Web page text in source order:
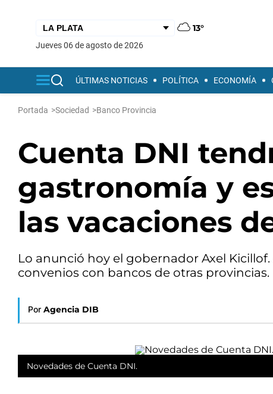
13°
jueves 06 de agosto de 2026
ÚLTIMAS NOTICIAS POLÍTICA ECONOMÍA
Portada >Sociedad >Banco Provincia
Cuenta DNI
gastronomía y
las vacaciones
Lo anunció hoy el gobernador Axel
convenios con bancos de otras provincias.
Por Agencia DIB
Novedades de Cuenta DNI.